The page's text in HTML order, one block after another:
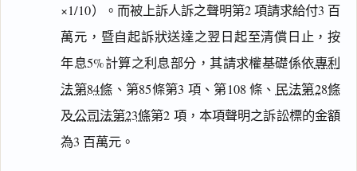
×1/10）。而被上訴人訴之聲明第2 項請求給付3 百
萬元，暨自起訴狀送達之翌日起至清償日止，按
年息5%計算之利息部分，其請求權基礎係依專利
法第84條 、第85條第3 項、第108 條、 民法第28條
及公司法第23條第2 項，本項聲明之訴訟標的金額
為3 百萬元。